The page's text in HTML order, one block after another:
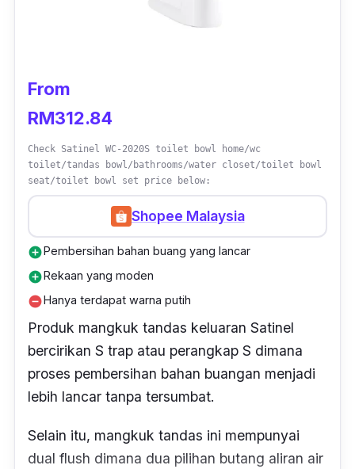
From
RM312.84
Check Satinel WC-2020S toilet bowl home/wc
toilet/tandas bowl/bathrooms/water closet/toilet bowl
seat/toilet bowl set price below:
Shopee Malaysia
add_circlePembersihan bahan buang yang lancar
add_circleRekaan yang moden
remove_circleHanya terdapat warna putih
Produk mangkuk tandas keluaran Satinel
bercirikan S trap atau perangkap S dimana
proses pembersihan bahan buangan menjadi
lebih lancar tanpa tersumbat.
Selain itu, mangkuk tandas ini mempunyai
dual flush dimana dua pilihan butang aliran air